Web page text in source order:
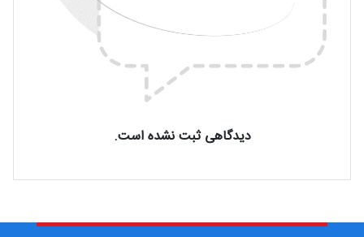
دیدگاهی ثبت نشده است.